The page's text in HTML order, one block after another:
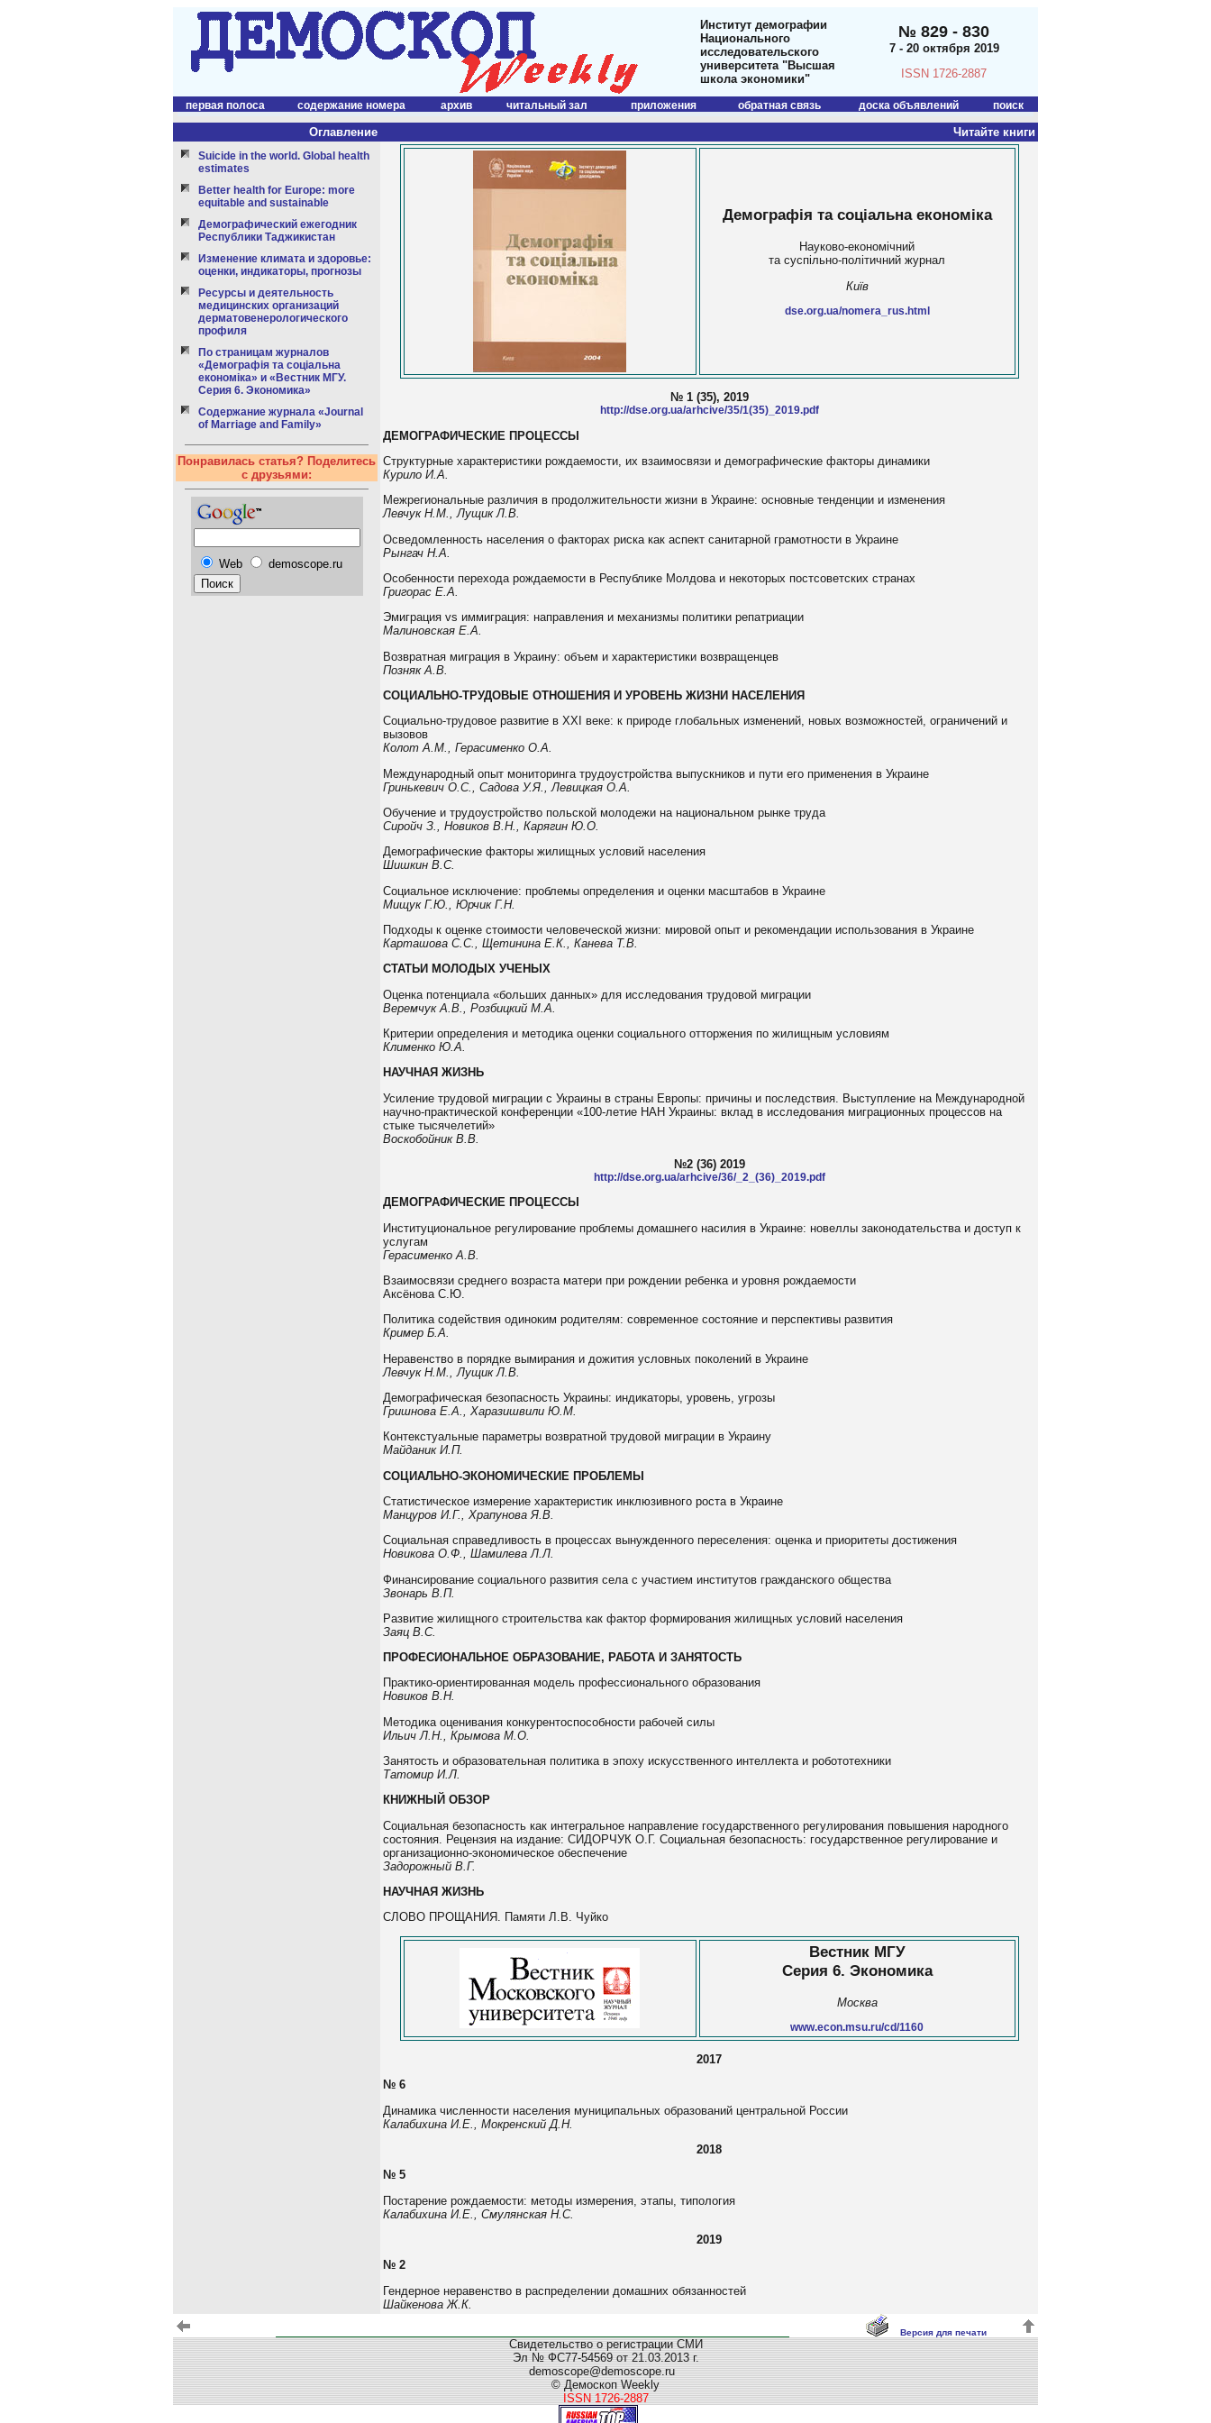
Институт демографии
Национального
исследовательского
университета "Высшая
школа экономики"
№ 829 - 830
7 - 20 октября 2019
ISSN 1726-2887
первая полоса содержание номера архив читальный зал приложения обратная связь доска объявлений поиск
Оглавление Читайте книги
Suicide in the world. Global health
estimates
Better health for Europe: more
equitable and sustainable
Демографический ежегодник
Республики Таджикистан
Изменение климата и здоровье:
оценки, индикаторы, прогнозы
Ресурсы и деятельность
медицинских организаций
дерматовенерологического
профиля
По страницам журналов
«Демографія та соціальна
економіка» и «Вестник МГУ.
Серия 6. Экономика»
Содержание журнала «Journal
of Marriage and Family»
Понравилась статья? Поделитесь
с друзьями:
Web demoscope.ru
Демографія та соціальна економіка
Науково-економічний
та суспільно-політичний журнал
Київ
dse.org.ua/nomera_rus.html
№ 1 (35), 2019
http://dse.org.ua/arhcive/35/1(35)_2019.pdf
ДЕМОГРАФИЧЕСКИЕ ПРОЦЕССЫ
Структурные характеристики рождаемости, их взаимосвязи и демографические факторы динамики
Курило И.А.
Межрегиональные различия в продолжительности жизни в Украине: основные тенденции и изменения
Левчук Н.М., Лущик Л.В.
Осведомленность населения о факторах риска как аспект санитарной грамотности в Украине
Рынгач Н.А.
Особенности перехода рождаемости в Республике Молдова и некоторых постсоветских странах
Григорас E A
Эмиграция vs иммиграция: направления и механизмы политики репатриации
Малиновская Е.А.
Возвратная миграция в Украину: объем и характеристики возвращенцев
Позняк А.В.
СОЦИАЛЬНО-ТРУДОВЫЕ ОТНОШЕНИЯ И УРОВЕНЬ ЖИЗНИ НАСЕЛЕНИЯ
Социально-трудовое развитие в ХХІ веке: к природе глобальных изменений, новых возможностей, ограничений и
вызовов
Колот А.М., Герасименко О.А.
Международный опыт мониторинга трудоустройства выпускников и пути его применения в Украине
Гринькевич О.С., Садова У.Я., Левицкая О.А.
Обучение и трудоустройство польской молодежи на национальном рынке труда
Сиройч З., Новиков В.Н., Карягин Ю.О.
Демографические факторы жилищных условий населения
Шишкин В.С.
Социальное исключение: проблемы определения и оценки масштабов в Украине
Мищук Г.Ю., Юрчик Г.Н.
Подходы к оценке стоимости человеческой жизни: мировой опыт и рекомендации использования в Украине
Карташова С.С., Щетинина Е.К., Канева Т.В.
СТАТЬИ МОЛОДЫХ УЧЕНЫХ
Оценка потенциала «больших данных» для исследования трудовой миграции
Веремчук А.В., Розбицкий М.А.
Критерии определения и методика оценки социального отторжения по жилищным условиям
Клименко Ю.А.
НАУЧНАЯ ЖИЗНЬ
Усиление трудовой миграции с Украины в страны Европы: причины и последствия. Выступление на Международной
научно-практической конференции «100-летие НАН Украины: вклад в исследования миграционных процессов на
стыке тысячелетий»
Воскобойник В.В.
№2 (36) 2019
http://dse.org.ua/arhcive/36/_2_(36)_2019.pdf
ДЕМОГРАФИЧЕСКИЕ ПРОЦЕССЫ
Институциональное регулирование проблемы домашнего насилия в Украине: новеллы законодательства и доступ к
услугам
Герасименко А.В.
Взаимосвязи среднего возраста матери при рождении ребенка и уровня рождаемости
Аксёнова С.Ю.
Политика содействия одиноким родителям: современное состояние и перспективы развития
Кример Б.А.
Неравенство в порядке вымирания и дожития условных поколений в Украине
Левчук Н.М., Лущик Л.В.
Демографическая безопасность Украины: индикаторы, уровень, угрозы
Гришнова Е.А., Харазишвили Ю.М.
Контекстуальные параметры возвратной трудовой миграции в Украину
Майданик И.П.
СОЦИАЛЬНО-ЭКОНОМИЧЕСКИЕ ПРОБЛЕМЫ
Cтатистическое измерение характеристик инклюзивного роста в Украине
Манцуров И.Г., Храпунова Я.В.
Социальная справедливость в процессах вынужденного переселения: оценка и приоритеты достижения
Новикова О.Ф., Шамилева Л.Л.
Финансирование социального развития села с участием институтов гражданского общества
Звонарь В.П.
Развитие жилищного строительства как фактор формирования жилищных условий населения
Заяц В.С.
ПРОФЕСИОНАЛЬНОЕ ОБРАЗОВАНИЕ, РАБОТА И ЗАНЯТОСТЬ
Практико-ориентированная модель профессионального образования
Новиков В.Н.
Методика оценивания конкурентоспособности рабочей силы
Ильич Л.Н., Крымова М.О.
Занятость и образовательная политика в эпоху искусственного интеллекта и робототехники
Татомир И.Л.
КНИЖНЫЙ ОБЗОР
Социальная безопасность как интегральное направление государственного регулирования повышения народного
состояния. Рецензия на издание: СИДОРЧУК О.Г. Социальная безопасность: государственное регулирование и
организационно-экономическое обеспечение
Задорожный В.Г.
НАУЧНАЯ ЖИЗНЬ
СЛОВО ПРОЩАНИЯ. Памяти Л.В. Чуйко
Вестник МГУ
Серия 6. Экономика
Москва
www.econ.msu.ru/cd/1160
2017
№ 6
Динамика численности населения муниципальных образований центральной России
Калабихина И.Е., Мокренский Д.Н.
2018
№ 5
Постарение рождаемости: методы измерения, этапы, типология
Калабихина И.Е., Смулянская Н.С.
2019
№ 2
Гендерное неравенство в распределении домашних обязанностей
Шайкенова Ж.К.
Версия для печати
Свидетельство о регистрации СМИ
Эл № ФС77-54569 от 21.03.2013 г.
demoscope@demoscope.ru
© Демоскоп Weekly
ISSN 1726-2887